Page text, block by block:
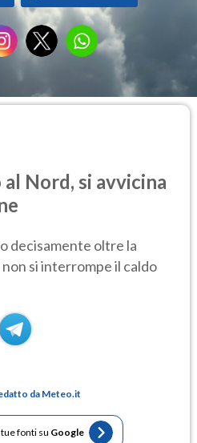
Nord, si avvicina
decisamente oltre la
si interrompe il caldo
da Meteo.it
fonti su Google